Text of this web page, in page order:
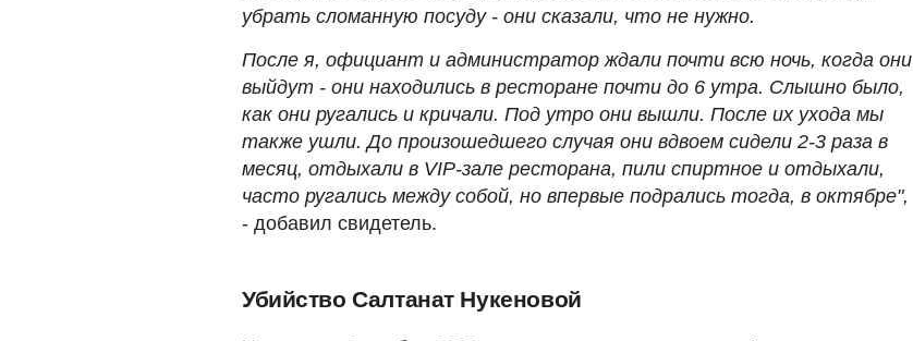
убрать сломанную посуду - они сказали, что не нужно.
После я, официант и администратор ждали почти всю ночь, когда они
выйдут - они находились в ресторане почти до 6 утра. Слышно было,
как они ругались и кричали. Под утро они вышли. После их ухода мы
также ушли. До произошедшего случая они вдвоем сидели 2-3 раза в
месяц, отдыхали в VIP-зале ресторана, пили спиртное и отдыхали,
часто ругались между собой, но впервые подрались тогда, в октябре",
- добавил свидетель.
Убийство Салтанат Нукеновой